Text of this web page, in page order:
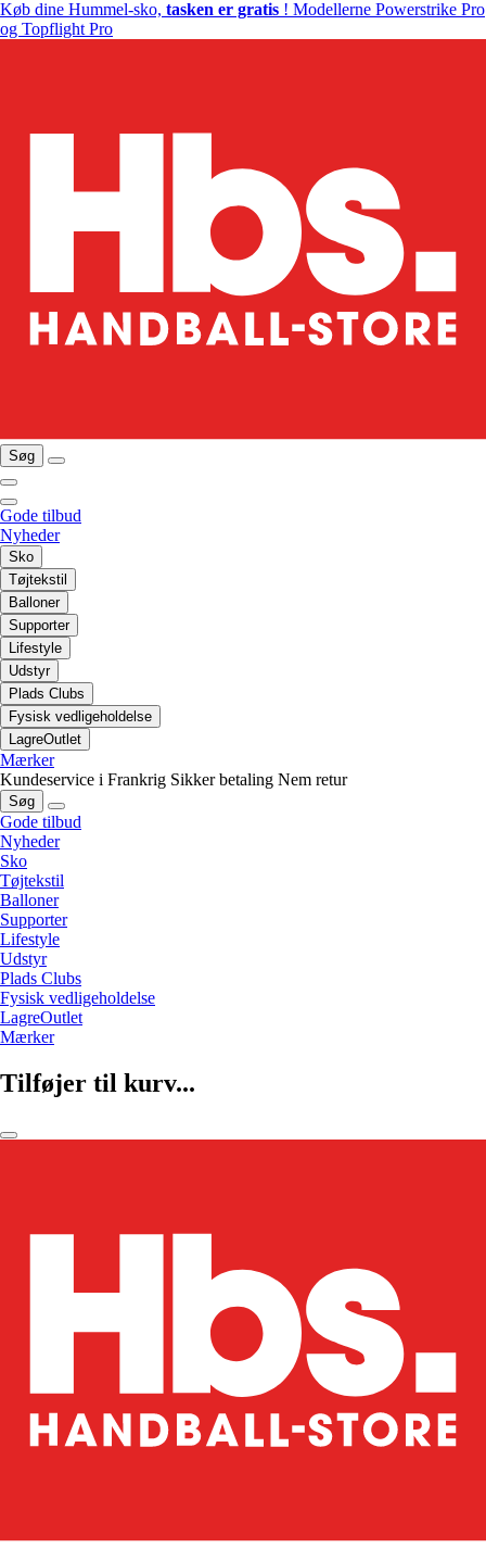
Køb dine Hummel-sko, tasken er gratis ! Modellerne Powerstrike Pro
og Topflight Pro
Søg
Gode tilbud
Nyheder
Sko
Tøjtekstil
Balloner
Supporter
Lifestyle
Udstyr
Plads Clubs
Fysisk vedligeholdelse
LagreOutlet
Mærker
Kundeservice i Frankrig Sikker betaling Nem retur
Søg
Gode tilbud
Nyheder
Sko
Tøjtekstil
Balloner
Supporter
Lifestyle
Udstyr
Plads Clubs
Fysisk vedligeholdelse
LagreOutlet
Mærker
Tilføjer til kurv...